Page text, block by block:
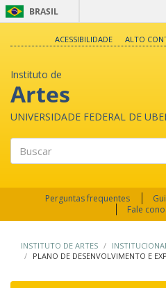
BRASIL
ACESSIBILIDADE ALTO
Instituto de
Artes
UNIVERSIDADE FEDERAL DE
Perguntas frequentes
Fale
INSTITUTO DE ARTES
INSTITUCIONAL
PLANO DE DESENVOLVIMENTO E